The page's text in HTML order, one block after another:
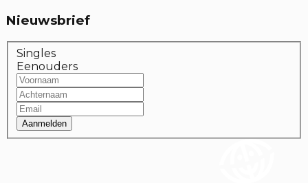
Nieuwsbrief
Singles
Eenouders
Aanmelden